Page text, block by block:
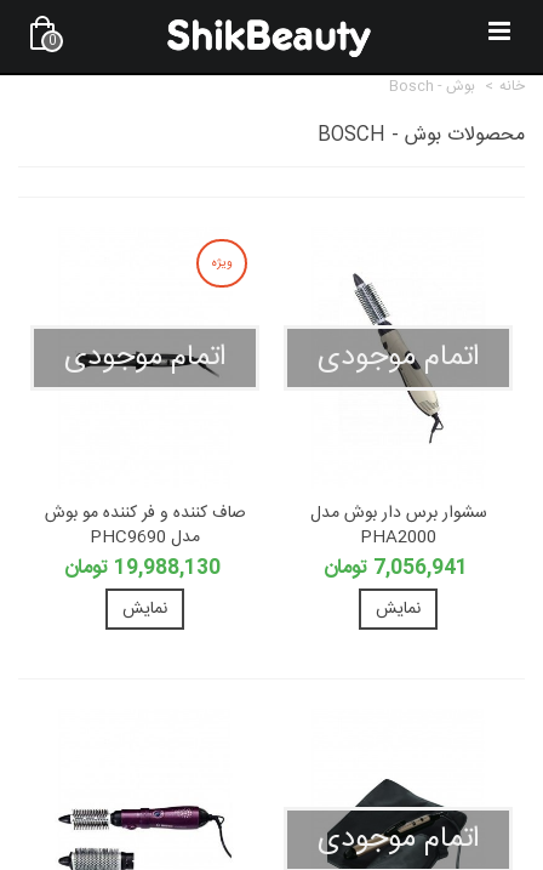
0
خانه > بوش - Bosch
محصولات بوش - BOSCH
اتمام موجودی
سشوار برس دار بوش مدل
PHA2000
7,056,941 تومان
نمایش
ویژه
اتمام موجودی
صاف کننده و فر کننده مو بوش
مدل PHC9690
19,988,130 تومان
نمایش
اتمام موجودی